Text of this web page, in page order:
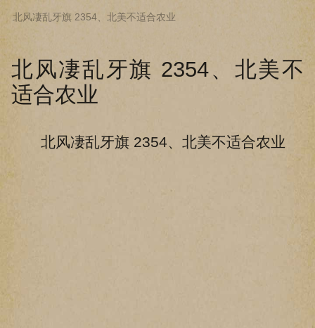
下拉阅读上一章
北风凄乱牙旗 2354、北美不
适合农业
北风凄乱牙旗 2354、北美不适合农业
北风凄乱牙旗 2354、北美不适合农业